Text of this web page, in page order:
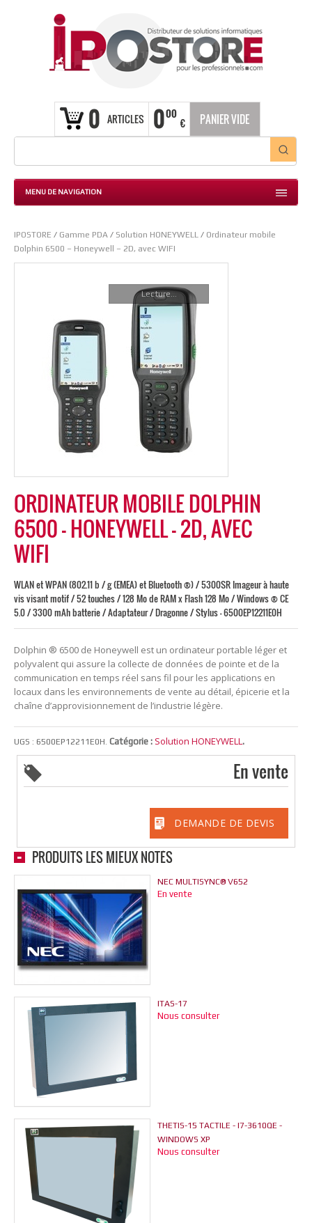
0 ARTICLES 000
€ PANIER VIDE
MENU DE NAVIGATION
IPOSTORE / Gamme PDA / Solution HONEYWELL / Ordinateur mobile
Dolphin 6500 – Honeywell – 2D, avec WIFI
Lecture...
ORDINATEUR MOBILE DOLPHIN
6500 – HONEYWELL – 2D, AVEC
WIFI
WLAN et WPAN (802.11 b / g (EMEA) et Bluetooth ®) / 5300SR Imageur à haute
vis visant motif / 52 touches / 128 Mo de RAM x Flash 128 Mo / Windows ® CE
5.0 / 3300 mAh batterie / Adaptateur / Dragonne / Stylus - 6500EP12211E0H
Dolphin ® 6500 de Honeywell est un ordinateur portable léger et
polyvalent qui assure la collecte de données de pointe et de la
communication en temps réel sans fil pour les applications en
locaux dans les environnements de vente au détail, épicerie et la
chaîne d’approvisionnement de l’industrie légère.
UGS : 6500EP12211E0H. Catégorie : Solution HONEYWELL.
En vente
DEMANDE DE DEVIS
PRODUITS LES MIEUX NOTÉS
NEC MULTISYNC® V652
En vente
ITAS-17
Nous consulter
THETIS-15 TACTILE - I7-3610QE -
WINDOWS XP
Nous consulter